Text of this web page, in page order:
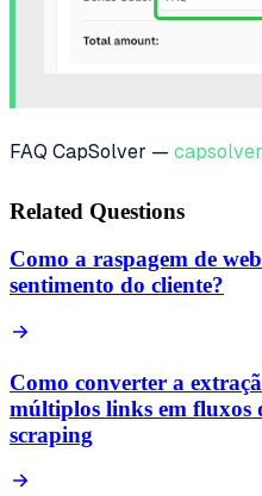
FAQ CapSolver —
Related Questions
Como a raspagem de
sentimento do cliente?
Como converter a
múltiplos links em fluxos
scraping